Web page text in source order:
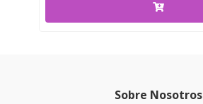
Sobre Nosotros